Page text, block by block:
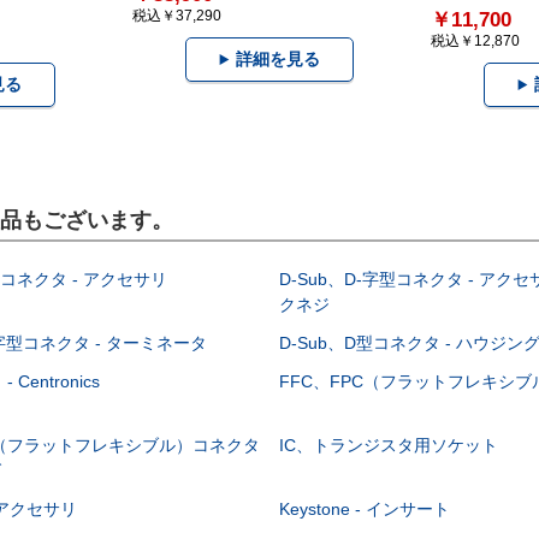
る
税込￥37,290
詳細を見る
￥11,700
税込￥12,870
もございます。
ネクタ - アクセサリ
D-Sub、D-字型コネクタ - アクセ
クネジ
コネクタ - ターミネータ
D-Sub、D型コネクタ - ハウジング
- Centronics
FFC、FPC（フラットフレキシブ
フラットフレキシブル）コネクタ
IC、トランジスタ用ソケット
クセサリ
Keystone - インサート